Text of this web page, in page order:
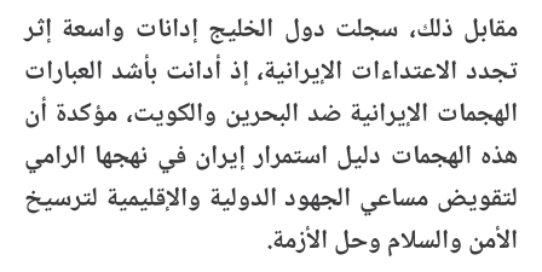
مقابل ذلك، سجلت دول الخليج إدانات واسعة إثر
تجدد الاعتداءات الإيرانية، إذ أدانت بأشد العبارات
الهجمات الإيرانية ضد البحرين والكويت، مؤكدة أن
هذه الهجمات دليل استمرار إيران في نهجها الرامي
لتقويض مساعي الجهود الدولية والإقليمية لترسيخ
الأمن والسلام وحل الأزمة.